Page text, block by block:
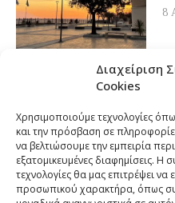
Διαχείριση
Cookies
Χρησιμοποιούμε τεχνολογίες
και την πρόσβαση σε
να βελτιώσουμε την εμπειρία
εξατομικευμένες διαφημίσεις. Η
τεχνολογίες θα μας επιτρέψει
προσωπικού χαρακτήρα, όπως
8